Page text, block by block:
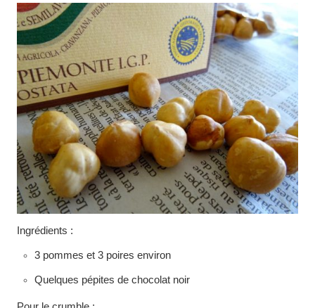
Ingrédients :
3 pommes et 3 poires environ
Quelques pépites de chocolat noir